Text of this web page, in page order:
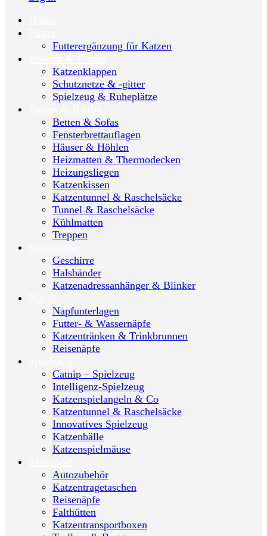
Futterergänzung für Katzen
Katzenklappen
Schutznetze & -gitter
Spielzeug & Ruheplätze
Betten & Sofas
Fensterbrettauflagen
Häuser & Höhlen
Heizmatten & Thermodecken
Heizungsliegen
Katzenkissen
Katzentunnel & Raschelsäcke
Tunnel & Raschelsäcke
Kühlmatten
Treppen
Geschirre
Halsbänder
Katzenadressanhänger & Blinker
Napfunterlagen
Futter- & Wassernäpfe
Katzentränken & Trinkbrunnen
Reisenäpfe
Catnip – Spielzeug
Intelligenz-Spielzeug
Katzenspielangeln & Co
Katzentunnel & Raschelsäcke
Innovatives Spielzeug
Katzenbälle
Katzenspielmäuse
Autozubehör
Katzentragetaschen
Reisenäpfe
Falthütten
Katzentransportboxen